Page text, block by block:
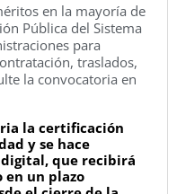
en la mayoría de
Pública del Sistema
para
traslados,
la convocatoria en
la certificación
y se hace
que recibirá
en un plazo